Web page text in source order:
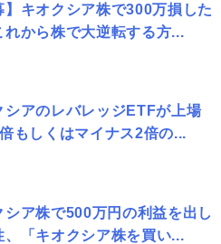
】キオクシア株で300万損した
れから株で大逆転する方...
シアのレバレッジETFが上場
もしくはマイナス2倍の...
シア株で500万円の利益を出し
、「キオクシア株を買い...